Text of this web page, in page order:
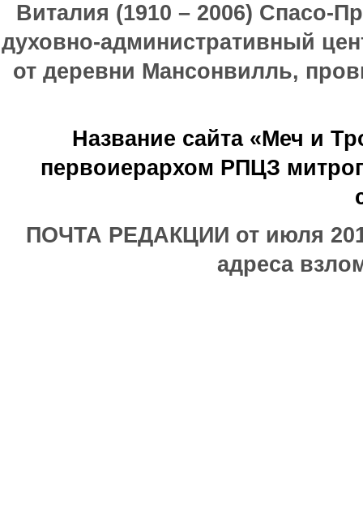
Виталия (1910 – 2006) Спасо-
духовно-административный
от деревни Мансонвилль,
Название сайта «Меч и
первоиерархом РПЦЗ
ПОЧТА РЕДАКЦИИ от июля
адреса